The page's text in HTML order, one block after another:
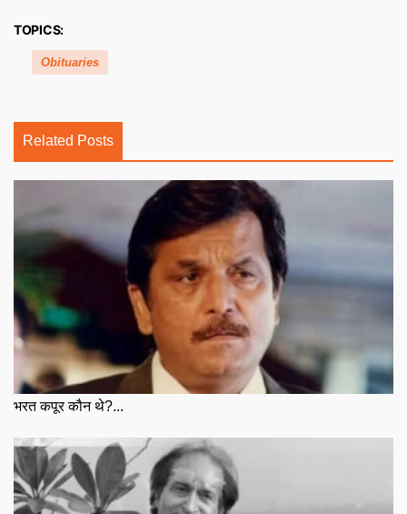
TOPICS:
Obituaries
Related Posts
भरत कपूर कौन थे?...